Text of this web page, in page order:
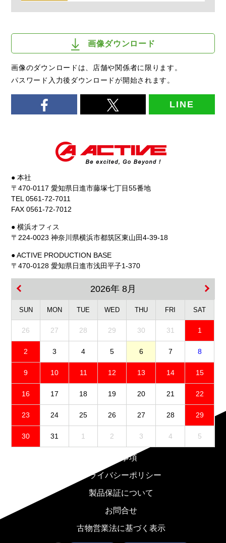
画像ダウンロード
画像のダウンロードは、店舗や関係者に限ります。
パスワード入力後ダウンロードが開始されます。
LINE
● 本社
〒470-0117 愛知県日進市藤塚七丁目55番地
TEL 0561-72-7011
FAX 0561-72-7012
● 横浜オフィス
〒224-0023 神奈川県横浜市都筑区東山田4-39-18
● ACTIVE PRODUCTION BASE
〒470-0128 愛知県日進市浅田平子1-370
2026年 8月
SUN MON TUE WED THU FRI SAT
26 27 28 29 30 31 1
2 3 4 5 6 7 8
9 10 11 12 13 14 15
16 17 18 19 20 21 22
23 24 25 26 27 28 29
30 31 1 2 3 4 5
免責事項
プライバシーポリシー
製品保証について
お問合せ
古物営業法に基づく表示